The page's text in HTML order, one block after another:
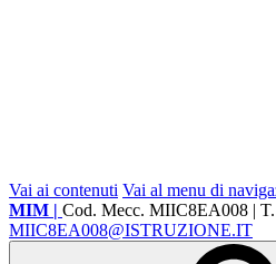
Vai ai contenuti Vai al menu di
MIM | Cod. Mecc. MIIC8EA008 | T.
MIIC8EA008@ISTRUZIONE.IT